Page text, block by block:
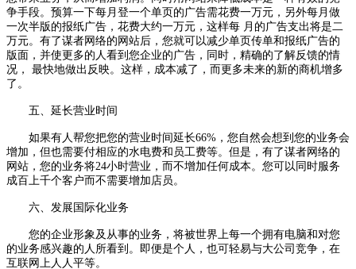
争手段。预算一下每月登一个单页的广告需花费一万元，另外每月做
一次半版的报纸广告，花费大约一万元，这样每 月的广告支出将是二
万元。有了谋者网络的网站后，您就可以减少单页传单和报纸广告的
版面，并使更多的人看到您企业的广告，同时，精确的了解反馈的情
况， 最快地做出反映。这样，成本减了，而更多未来的新的商机增多
了。
五、延长营业时间
如果有人帮您把您的营业时间延长66%，您自然会想到您的业务会
增加，但也需要付相应的水电费和员工费等。但是，有了谋者网络的
网站，您的业务将24小时营业，而不增加任何成本。您可以同时服务
成百上千个客户而不需要增加店员。
六、发展国际化业务
您的企业形象及从事的业务，将被世界上每一个拥有电脑和对您
的业务感兴趣的人所看到。即便是个人，也可轻易与大公司竞争，在
互联网上人人平等。